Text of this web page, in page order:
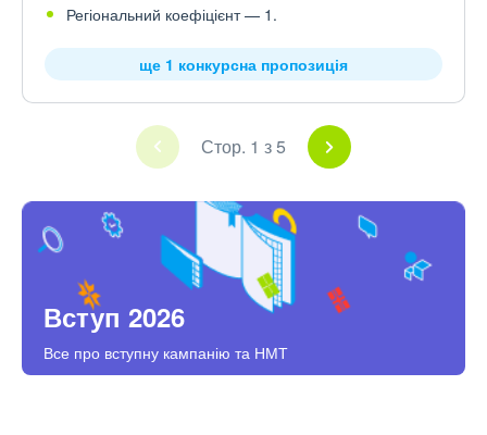
Регіональний коефіцієнт — 1.
ще 1 конкурсна пропозиція
Стор. 1 з 5
Вступ 2026
Все про вступну кампанію та НМТ